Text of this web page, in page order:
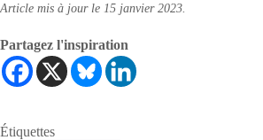
Article mis à jour le 15 janvier 2023.
Partagez l'inspiration
Étiquettes